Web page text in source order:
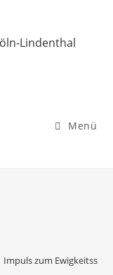
Menü
Impuls zum